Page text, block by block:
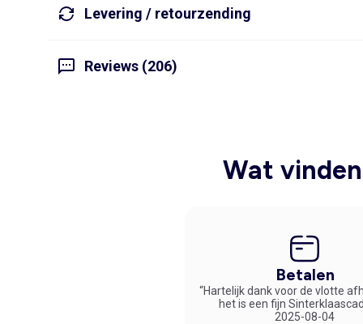
Levering / retourzending
Reviews (206)
Wat
Betalen
“Hartelijk dank voor de vlotte
het is een fijn
2025-08-04